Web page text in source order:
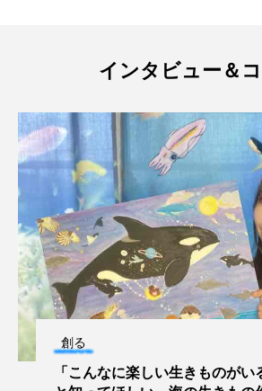
ドキュメンタリー ドジョウ
ドチザメ ナマズ ナンヨ
ナンヨウマンタ ニギス
ニシキフウライウオ ニシシマド
ニジハギ ニジマス ニセ
ニフレル
インタビュー＆
創る
「こんなに楽しい生きものがい